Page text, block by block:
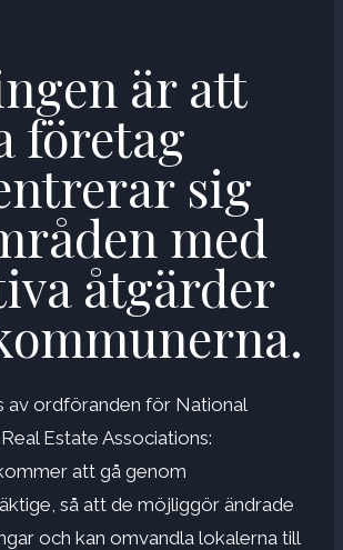
är att
företag
sig
med
åtgärder
av ordföranden för National
Estate Associations:
att gå genom
så att de möjliggör ändrade
och kan omvandla lokalerna till